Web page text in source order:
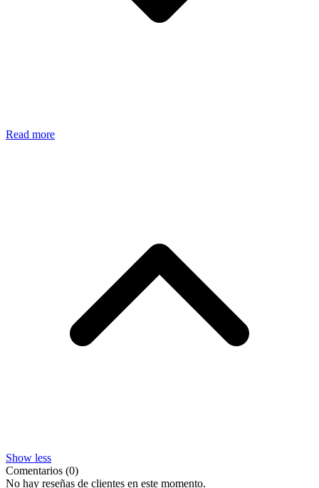
Read more
Show less
Comentarios (0)
No hay reseñas de clientes en este momento.